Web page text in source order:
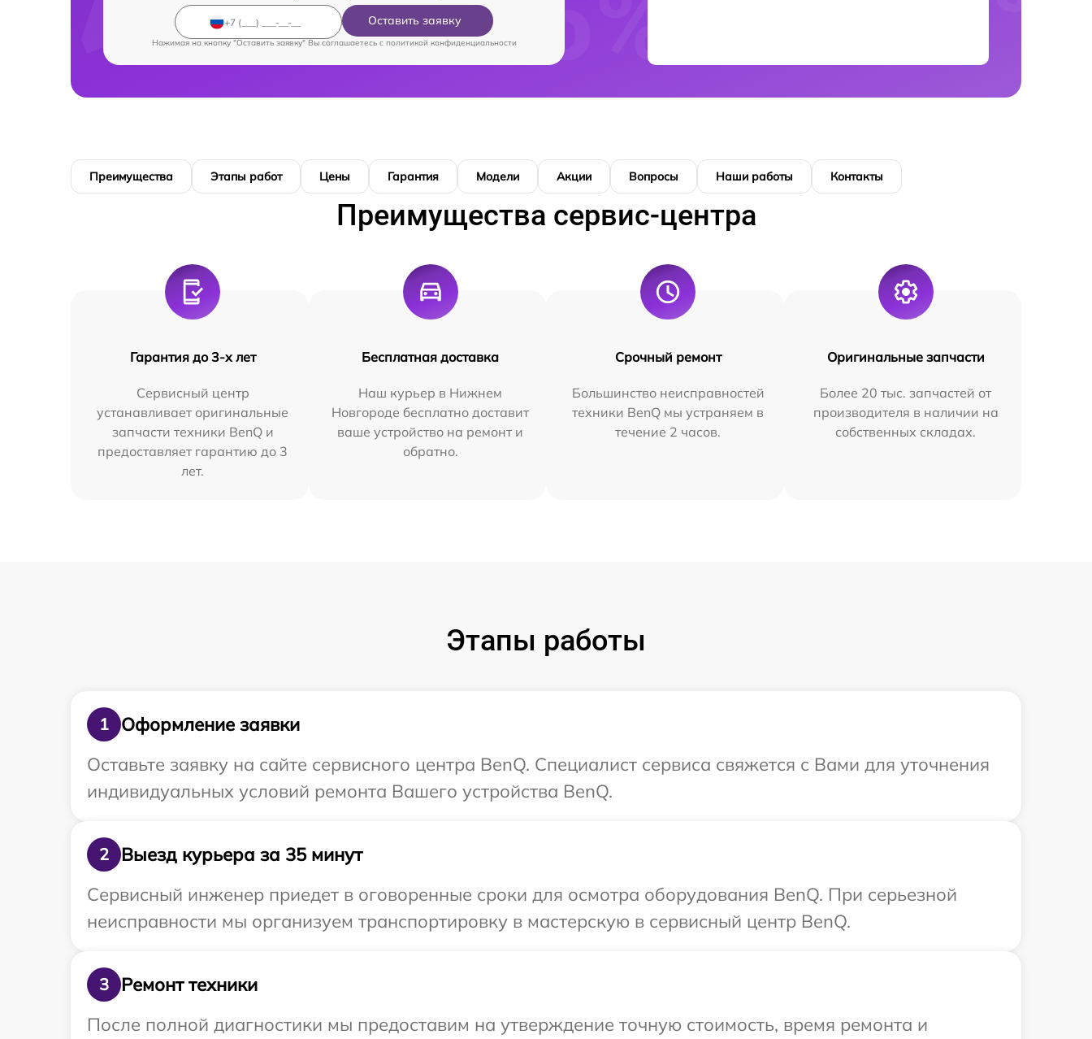
Оставить заявку
Нажимая на кнопку "Оставить заявку" Вы соглашаетесь c политикой конфиденциальности
Преимущества Этапы работ Цены Гарантия Модели Акции Вопросы Наши работы Контакты
Преимущества сервис-центра
Гарантия до 3-х лет
Сервисный центр
устанавливает оригинальные
запчасти техники BenQ и
предоставляет гарантию до 3
лет.
Бесплатная доставка
Наш курьер в Нижнем
Новгороде бесплатно доставит
ваше устройство на ремонт и
обратно.
Срочный ремонт
Большинство неисправностей
техники BenQ мы устраняем в
течение 2 часов.
Оригинальные запчасти
Более 20 тыс. запчастей от
производителя в наличии на
собственных складах.
Этапы работы
1
Оформление заявки
Оставьте заявку на сайте сервисного центра BenQ. Специалист сервиса свяжется с Вами для уточнения
индивидуальных условий ремонта Вашего устройства BenQ.
2
Выезд курьера за 35 минут
Сервисный инженер приедет в оговоренные сроки для осмотра оборудования BenQ. При серьезной
неисправности мы организуем транспортировку в мастерскую в сервисный центр BenQ.
3
Ремонт техники
После полной диагностики мы предоставим на утверждение точную стоимость, время ремонта и